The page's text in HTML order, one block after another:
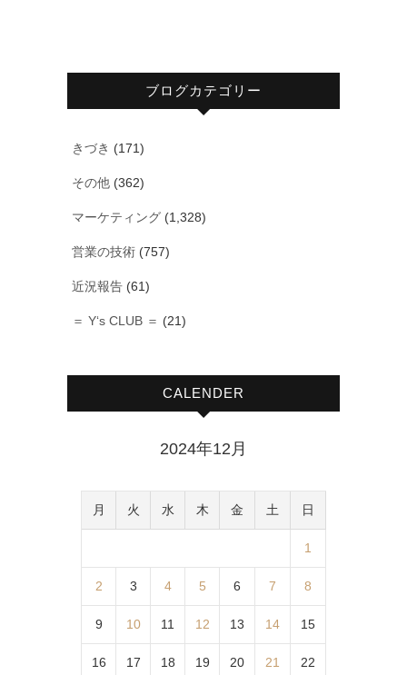
ブログカテゴリー
きづき (171)
その他 (362)
マーケティング (1,328)
営業の技術 (757)
近況報告 (61)
＝ Y‘s CLUB ＝ (21)
CALENDER
2024年12月
月 火 水 木 金 土 日
1
2 3 4 5 6 7 8
9 10 11 12 13 14 15
16 17 18 19 20 21 22